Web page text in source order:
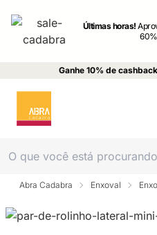
Últimas horas!
Ganhe 10% de
Abra Cadabra Enxoval